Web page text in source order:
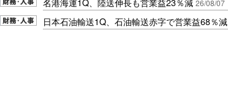
26/08/07
日本石油輸送1Q、石油輸送赤字で営業益68％減